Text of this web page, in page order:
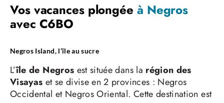
Vos vacances plongée à Negros
avec C6BO
Negros Island, l’île au sucre
L’île de Negros est située dans la région des
Visayas et se divise en 2 provinces : Negros
Occidental et Negros Oriental. Cette destination est